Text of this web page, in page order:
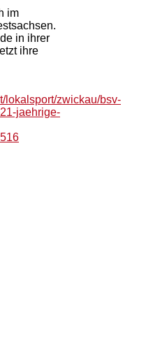
im
in ihrer
ihre
lokalsport/zwickau/bsv-
jaehrige-